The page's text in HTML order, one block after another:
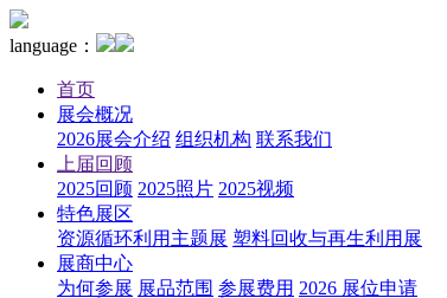
language：
首页
展会概况
2026展会介绍 组织机构 联系我们
上届回顾
2025回顾 2025照片 2025视频
特色展区
资源循环利用主题展 塑料回收与再生利用展
展商中心
为何参展 展品范围 参展费用 2026 展位申请